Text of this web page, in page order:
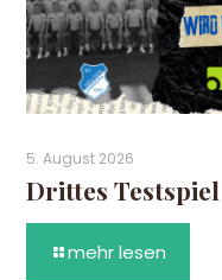
5. August 2026
Drittes Testspiel
mehr lesen